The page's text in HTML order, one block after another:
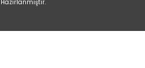
Hazırlanmıştır.